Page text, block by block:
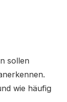
sollen
wie häufig